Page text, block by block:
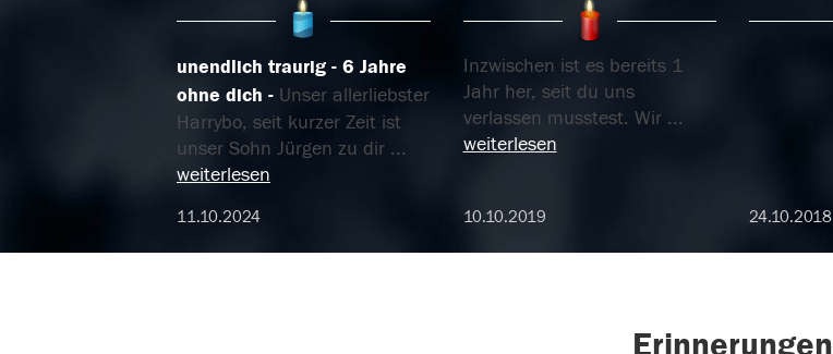
unendlich traurig - 6 Jahre
ohne dich
Unser allerliebster
Harrybo, seit kurzer Zeit ist
unser Sohn Jürgen zu dir ...
weiterlesen
11.10.2024
Inzwischen ist es bereits 1
Jahr her, seit du uns
verlassen musstest. Wir ...
weiterlesen
10.10.2019 24.10.2018
Erinnerungen